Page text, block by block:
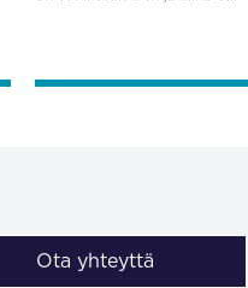
Ota yhteyttä